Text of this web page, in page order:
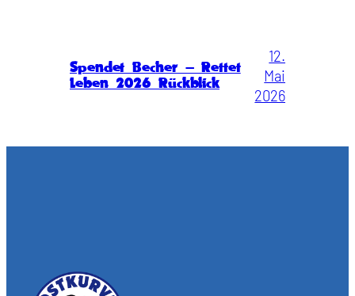
Spendet Becher – Rettet
Leben 2026 Rückblick
12.
Mai
2026